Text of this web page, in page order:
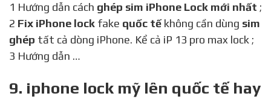
1 Hướng dẫn cách ghép sim iPhone Lock mới nhất ;
2 Fix iPhone lock fake quốc tếkhông cần dùng sim
ghép tất cả dòng iPhone. Kể cả iP 13 pro max lock ;
3 Hướng dẫn …
9. iphone lock mỹ lên quốc tế hay